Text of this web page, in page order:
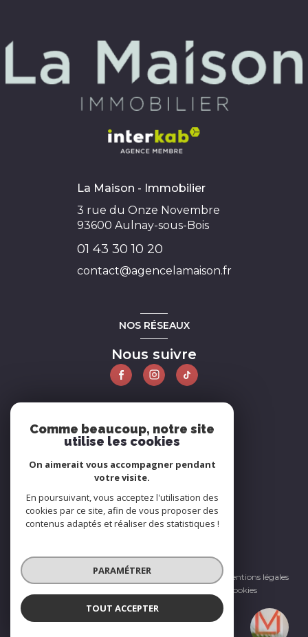
La Maison - Immobilier
La Maison - Immobilier
3 rue du Onze Novembre
93600 Aulnay-sous-Bois
01 43 30 10 20
contact@agencelamaison.fr
NOS RÉSEAUX
Nous suivre
ADHÉRENTS
© 2026 | Tous droits réservés
Nos honoraires
Nos partenaires
Mentions légales
Cookies
Comme beaucoup, notre site
utilise les cookies
On aimerait vous accompagner pendant
votre visite.
En poursuivant, vous acceptez l'utilisation des
cookies par ce site, afin de vous proposer des
contenus adaptés et réaliser des statistiques !
PARAMÉTRER
TOUT ACCEPTER